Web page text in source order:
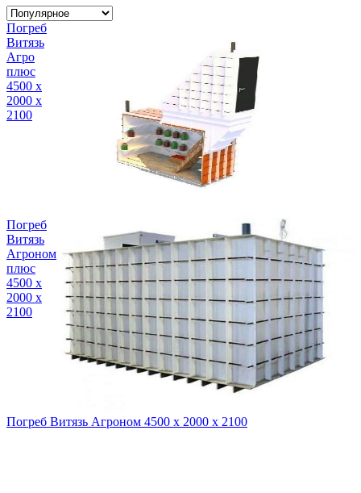
Погреб
Витязь
Агро
плюс
4500 х
2000 х
2100
Погреб
Витязь
Агроном
плюс
4500 х
2000 х
2100
Погреб Витязь Агроном 4500 х 2000 х 2100